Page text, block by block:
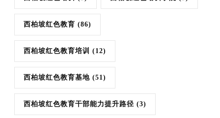
西柏坡红色教育 (86)
西柏坡红色教育培训 (12)
西柏坡红色教育基地 (51)
西柏坡红色教育干部能力提升路径 (3)